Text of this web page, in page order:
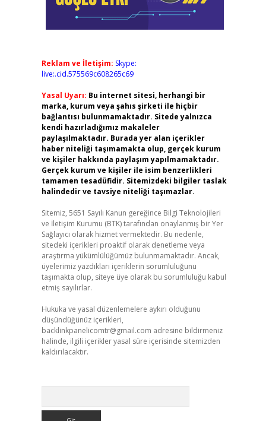
Reklam ve İletişim: Skype:
live:.cid.575569c608265c69
Yasal Uyarı: Bu internet sitesi, herhangi bir
marka, kurum veya şahıs şirketi ile hiçbir
bağlantısı bulunmamaktadır. Sitede yalnızca
kendi hazırladığımız makaleler
paylaşılmaktadır. Burada yer alan içerikler
haber niteliği taşımamakta olup, gerçek kurum
ve kişiler hakkında paylaşım yapılmamaktadır.
Gerçek kurum ve kişiler ile isim benzerlikleri
tamamen tesadüfidir. Sitemizdeki bilgiler taslak
halindedir ve tavsiye niteliği taşımazlar.
Sitemiz, 5651 Sayılı Kanun gereğince Bilgi Teknolojileri
ve İletişim Kurumu (BTK) tarafından onaylanmış bir Yer
Sağlayıcı olarak hizmet vermektedir. Bu nedenle,
sitedeki içerikleri proaktif olarak denetleme veya
araştırma yükümlülüğümüz bulunmamaktadır. Ancak,
üyelerimiz yazdıkları içeriklerin sorumluluğunu
taşımakta olup, siteye üye olarak bu sorumluluğu kabul
etmiş sayılırlar.
Hukuka ve yasal düzenlemelere aykırı olduğunu
düşündüğünüz içerikleri,
backlinkpanelicomtr@gmail.com adresine bildirmeniz
halinde, ilgili içerikler yasal süre içerisinde sitemizden
kaldırılacaktır.